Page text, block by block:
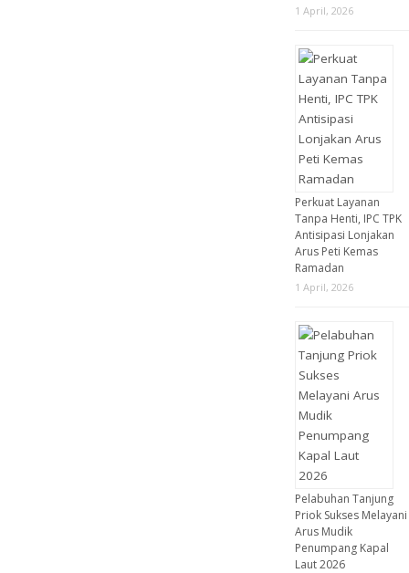
1 April, 2026
Perkuat Layanan
Tanpa Henti, IPC TPK
Antisipasi Lonjakan
Arus Peti Kemas
Ramadan
1 April, 2026
Pelabuhan Tanjung
Priok Sukses Melayani
Arus Mudik
Penumpang Kapal
Laut 2026